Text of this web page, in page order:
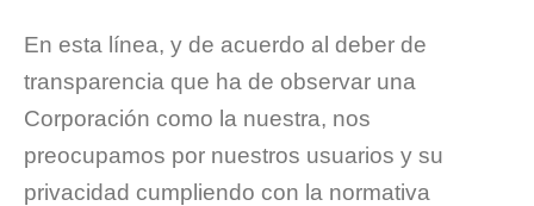
En esta línea, y de acuerdo al deber de
transparencia que ha de observar una
Corporación como la nuestra, nos
preocupamos por nuestros usuarios y su
privacidad cumpliendo con la normativa